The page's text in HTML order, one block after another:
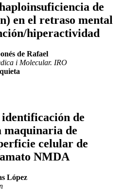
de
en el retraso mental
hiperactividad
de Rafael
i Molecular. IRO
de
maquinaria de
celular de
NMDA
López